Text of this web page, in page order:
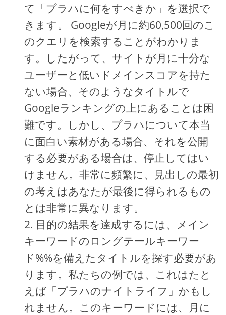
て「プラハに何をすべきか」を選択で
きます。 Googleが月に約60,500回のこ
のクエリを検索することがわかりま
す。したがって、サイトが月に十分な
ユーザーと低いドメインスコアを持た
ない場合、そのようなタイトルで
Googleランキングの上にあることは困
難です。しかし、プラハについて本当
に面白い素材がある場合、それを公開
する必要がある場合は、停止してはい
けません。非常に頻繁に、見出しの最初
の考えはあなたが最後に得られるもの
とは非常に異なります。
目的の結果を達成するには、メイン
キーワードのロングテールキーワー
ド%%を備えたタイトルを探す必要があ
ります。私たちの例では、これはたと
えば「プラハのナイトライフ」かもし
れません。このキーワードには、月に